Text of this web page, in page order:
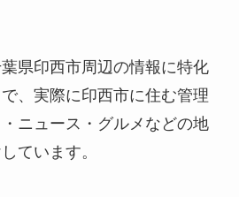
県印西市周辺の情報に特化
、実際に印西市に住む管理
ニュース・グルメなどの地
ています。